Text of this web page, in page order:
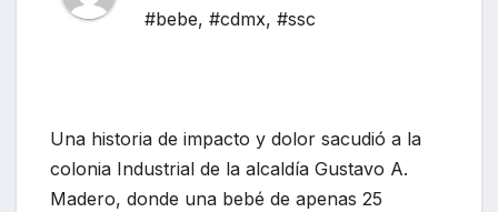
#bebe, #cdmx, #ssc
Una historia de impacto y dolor sacudió a la
colonia Industrial de la alcaldía Gustavo A.
Madero, donde una bebé de apenas 25